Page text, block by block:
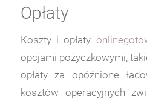
Opłaty
Koszty i opłaty
opcjami pożyczkowymi,
opłaty za opóźnione
kosztów operacyjnych